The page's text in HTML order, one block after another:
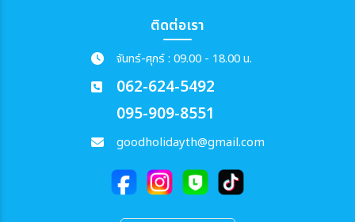
ติดต่อเรา
จันทร์-ศุกร์ : 09.00 - 18.00 น.
062-624-5492
095-909-8551
goodholidayth@gmail.com